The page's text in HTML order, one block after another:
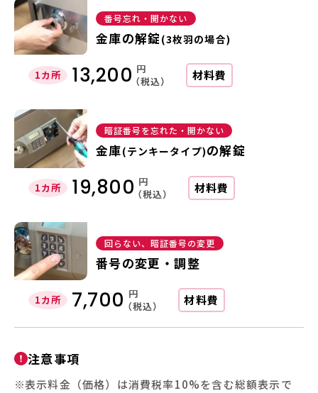
番号忘れ・開かない
金庫の解錠(3枚羽の場合)
1カ所 13,200 円
（税込）
材料費
暗証番号を忘れた・開かない
金庫(テンキータイプ)の解錠
1カ所 19,800 円
（税込）
材料費
回らない、暗証番号の変更
番号の変更・調整
1カ所 7,700 円
（税込）
材料費
注意事項
表示料金（価格）は消費税率10%を含む総額表示で